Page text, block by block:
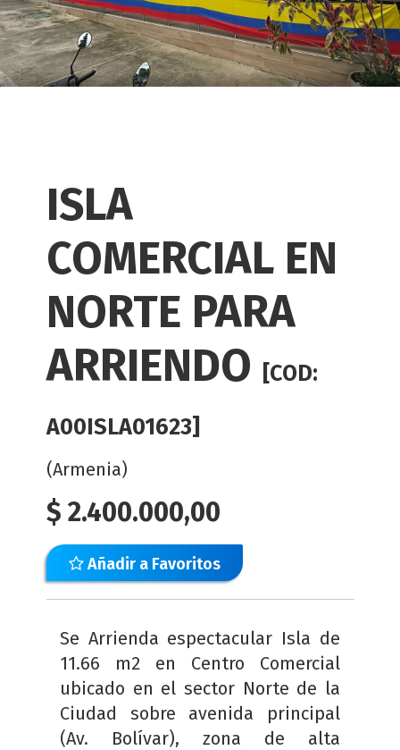
ISLA
COMERCIAL EN
NORTE PARA
ARRIENDO
[COD:
A00ISLA01623]
(Armenia)
$2.400.000,00
Añadir a Favoritos
Se Arrienda espectacular Isla de
11.66 m2 en Centro Comercial
ubicado en el sector Norte de la
Ciudad sobre avenida principal
(Av. Bolívar), zona de alta